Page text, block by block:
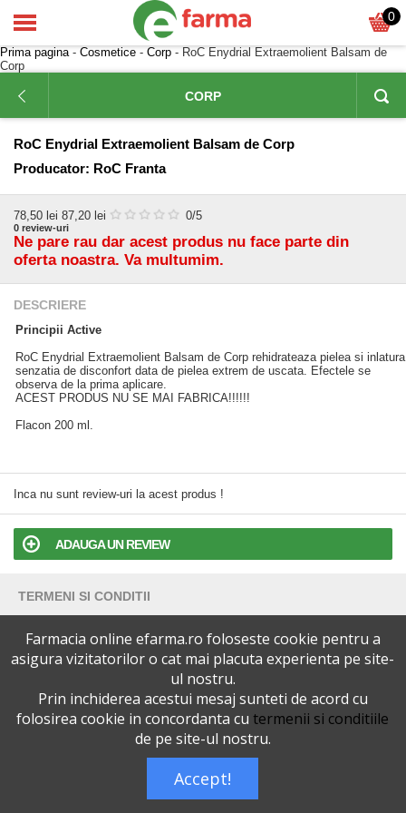
0
Prima pagina- Cosmetice - Corp - RoC Enydrial Extraemolient Balsam de
Corp
CORP
RoC Enydrial Extraemolient Balsam de Corp
Producator: RoC Franta
78,50 lei 87,20 lei 0/5
0 review-uri
Ne pare rau dar acest produs nu face parte din
oferta noastra. Va multumim.
DESCRIERE
Principii Active
RoC Enydrial Extraemolient Balsam de Corp rehidrateaza pielea si inlatura
senzatia de disconfort data de pielea extrem de uscata. Efectele se
observa de la prima aplicare.
ACEST PRODUS NU SE MAI FABRICA!!!!!!
Flacon 200 ml.
Inca nu sunt review-uri la acest produs !
ADAUGA UN REVIEW
TERMENI SI CONDITII
POLITICA DE CONFIDENTIALITATE
0727515368
Dreptul de autor © efarma.ro - Toate Drepturile Rezervate.
Farmacia online efarma.ro foloseste cookie pentru a
asigura vizitatorilor o cat mai placuta experienta pe site-
ul nostru.
Prin inchiderea acestui mesaj sunteti de acord cu
folosirea cookie in concordanta cu termenii si conditiile
de pe site-ul nostru.
Accept!